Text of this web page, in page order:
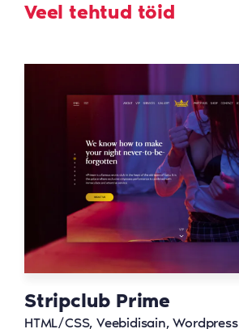
Veel tehtud töid
Stripclub Prime
HTML/CSS, Veebidisain, Wordpress